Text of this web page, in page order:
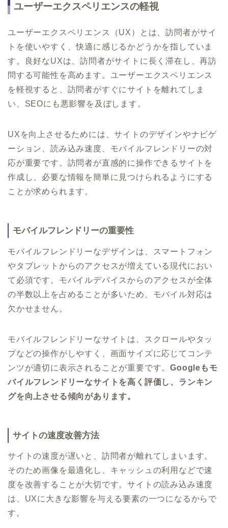
ユーザーエクスペリエンスの軽視
ユーザーエクスペリエンス（UX）とは、訪問者がサイ
トを使いやすく、快適に感じるかどうかを指していま
す。良好なUXは、訪問者がサイトに長く滞在し、再訪
問する可能性を高めます。ユーザーエクスペリエンス
を軽視すると、訪問者がすぐにサイトを離れてしま
い、SEOにも悪影響を及ぼします。
UXを向上させるためには、サイトのデザインやナビゲ
ーション、読み込み速度、モバイルフレンドリーの対
応が重要です。訪問者が直感的に操作できるサイトを
作成し、必要な情報を簡単に見つけられるようにする
ことが求められます。
モバイルフレンドリーの重要性
モバイルフレンドリーなデザインは、スマートフォン
やタブレットからのアクセスが増えている現代におい
て必須です。モバイルデバイスからのアクセスが全体
の半数以上を占めることが多いため、モバイル対応は
欠かせません。
モバイルフレンドリーなサイトは、スクロールやタッ
プなどの操作がしやすく、画面サイズに応じてコンテ
ンツが適切に表示されることが重要です。Googleもモ
バイルフレンドリーなサイトを高く評価し、ランキン
グを向上させる傾向があります。
サイトの速度改善方法
サイトの速度が遅いと、訪問者が離れてしまいます。
そのため画像を最適化し、キャッシュの利用などで速
度を改善することが大切です。サイトの読み込み速度
は、UXに大きな影響を与える要素の一つになるからで
す。